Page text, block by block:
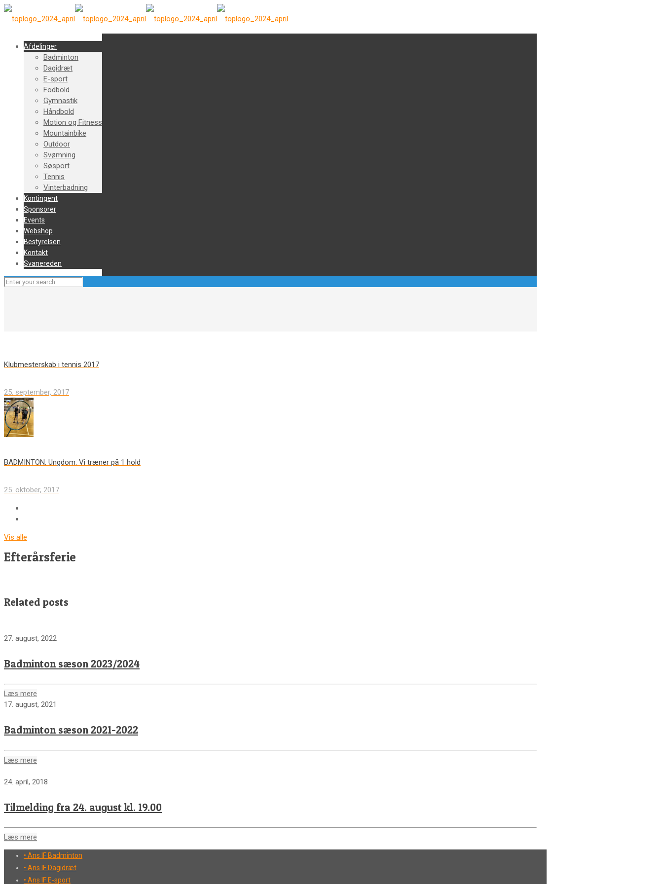
Afdelinger
Badminton
Dagidræt
E-sport
Fodbold
Gymnastik
Håndbold
Motion og Fitness
Mountainbike
Outdoor
Svømning
Søsport
Tennis
Vinterbadning
Kontingent
Sponsorer
Events
Webshop
Bestyrelsen
Kontakt
Svanereden
Klubmesterskab i tennis 2017
25. september, 2017
BADMINTON: Ungdom. Vi træner på 1 hold
25. oktober, 2017
Vis alle
Efterårsferie
Related posts
27. august, 2022
Badminton sæson 2023/2024
Læs mere
17. august, 2021
Badminton sæson 2021-2022
Læs mere
24. april, 2018
Tilmelding fra 24. august kl. 19.00
Læs mere
• Ans IF Badminton
• Ans IF Dagidræt
• Ans IF E-sport